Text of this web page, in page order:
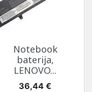
Notebook
baterija,
LENOVO...
Kaina
36,44 €